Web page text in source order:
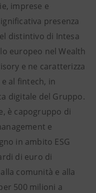
imprese e
presenza
distintivo di Intesa
europeo nel Wealth
e ne caratterizza
al fintech, in
digitale del Gruppo.
è capogruppo di
e
in ambito ESG
di euro di
comunità e alla
500 milioni a